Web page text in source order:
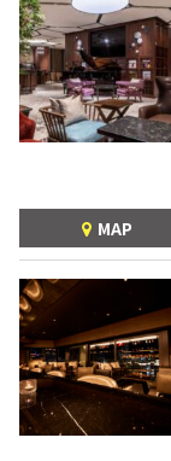
MAP